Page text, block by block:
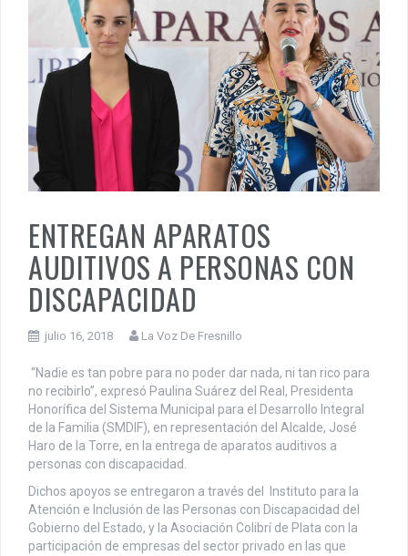
ENTREGAN APARATOS
AUDITIVOS A PERSONAS CON
DISCAPACIDAD
julio 16, 2018 La Voz De Fresnillo
“Nadie es tan pobre para no poder dar nada, ni tan rico para
no recibirlo”, expresó Paulina Suárez del Real, Presidenta
Honorífica del Sistema Municipal para el Desarrollo Integral
de la Familia (SMDIF), en representación del Alcalde, José
Haro de la Torre, en la entrega de aparatos auditivos a
personas con discapacidad.
Dichos apoyos se entregaron a través del Instituto para la
Atención e Inclusión de las Personas con Discapacidad del
Gobierno del Estado, y la Asociación Colibrí de Plata con la
participación de empresas del sector privado en las que